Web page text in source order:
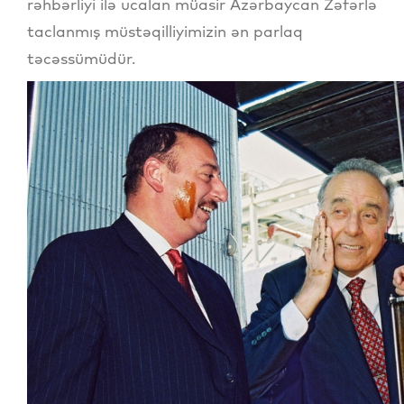
rəhbərliyi ilə ucalan müasir Azərbaycan Zəfərlə
taclanmış müstəqilliyimizin ən parlaq
təcəssümüdür.